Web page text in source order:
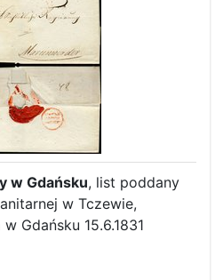
w Gdańsku, list poddany
w Tczewie,
Gdańsku 15.6.1831